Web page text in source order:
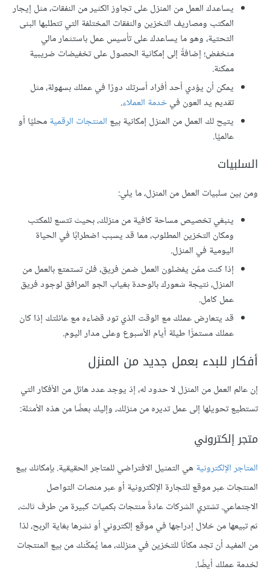
يساعدك العمل من المنزل على تجاوز الكثير من النفقات، مثل إيجار
المكتب ومصاريف التخزين والنفقات المختلفة التي تتطلبها البنى
التحتية، وهو ما يساعدك على تأسيس عمل باستثمار مالي
منخفض؛ إضافةً إلى إمكانية الحصول على تخفيضات ضريبية
ممكنة.
يمكن أن يؤدي أحد أفراد أسرتك دورًا في عملك بسهولة، مثل
تقديم يد العون فيخدمة العملاء.
يتيح لك العمل من المنزل إمكانية بيع المنتجات الرقميةمحليًا أو
عالميًا.
السلبيات
ومن بين سلبيات العمل من المنزل، ما يلي:
ينبغي تخصيص مساحة كافية من منزلك، بحيث تتسع للمكتب
ومكان التخزين المطلوب، مما قد يسبب اضطرابًا في الحياة
اليومية في المنزل.
إذا كنت ممّن يفضلون العمل ضمن فريق، فلن تستمتع بالعمل من
المنزل، نتيجة شعورك بالوحدة بغياب الجو المرافق لوجود فريق
عمل كامل.
قد يتعارض عملك مع الوقت الذي تود قضاءه مع عائلتك إذا كان
عملك مستمرًّا طيلة أيام الأسبوع وعلى مدار اليوم.
أفكار للبدء بعمل جديد من المنزل
إن عالم العمل من المنزل لا حدود له، إذ يوجد عدد هائل من الأفكار التي
تستطيع تحويلها إلى عمل تديره من منزلك، وإليك بعضًا من هذه الأمثلة:
متجر إلكتروني
المتاجر الإلكترونيةهي التمثيل الافتراضي للمتاجر الحقيقية. بإمكانك بيع
المنتجات عبر موقع للتجارة الإلكترونية أو عبر منصات التواصل
الاجتماعي. تشتري الشركات عادةً منتجات بكميات كبيرة من طرف ثالث،
ثم تبيعها من خلال إدراجها في موقع إلكتروني أو نشرها بغاية الربح، لذا
من المفيد أن تجد مكانًا للتخزين في منزلك، مما يُمكّنك من بيع المنتجات
لخدمة عملك أيضًا.